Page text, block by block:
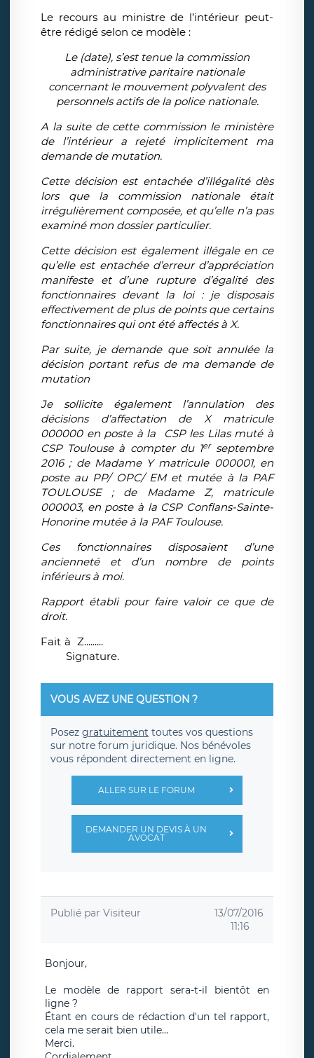
Le recours au ministre de l’intérieur peut-
être rédigé selon ce modèle :
Le (date), s’est tenue la commission
administrative paritaire nationale
concernant le mouvement polyvalent des
personnels actifs de la police nationale.
A la suite de cette commission le ministère
de l’intérieur a rejeté implicitement ma
demande de mutation.
Cette décision est entachée d’illégalité dès
lors que la commission nationale était
irrégulièrement composée, et qu’elle n’a pas
examiné mon dossier particulier.
Cette décision est également illégale en ce
qu’elle est entachée d’erreur d’appréciation
manifeste et d’une rupture d’égalité des
fonctionnaires devant la loi : je disposais
effectivement de plus de points que certains
fonctionnaires qui ont été affectés à X.
Par suite, je demande que soit annulée la
décision portant refus de ma demande de
mutation
Je sollicite également l’annulation des
décisions d’affectation de X matricule
000000 en poste à la CSP les Lilas muté à
CSP Toulouse à compter du 1erseptembre
2016 ; de Madame Y matricule 000001, en
poste au PP/ OPC/ EM et mutée à la PAF
TOULOUSE ; de Madame Z, matricule
000003, en poste à la CSP Conflans-Sainte-
Honorine mutée à la PAF Toulouse.
Ces fonctionnaires disposaient d’une
ancienneté et d’un nombre de points
inférieurs à moi.
Rapport établi pour faire valoir ce que de
droit.
Fait à Z.........
Signature.
VOUS AVEZ UNE QUESTION ?
Posez gratuitement toutes vos questions
sur notre forum juridique. Nos bénévoles
vous répondent directement en ligne.
ALLER SUR LE FORUM
DEMANDER UN DEVIS À UN
AVOCAT
Publié par Visiteur
13/07/2016
11:16
Bonjour,
Le modèle de rapport sera-t-il bientôt en
ligne ?
Étant en cours de rédaction d'un tel rapport,
cela me serait bien utile...
Merci.